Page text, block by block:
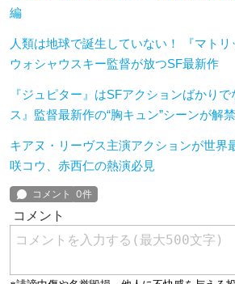
編
人類は地球で誕生していない！ 『マトリ
ウォシャウスキー監督が放つSF最新作
『ジュピター』はSFアクションばかり
ス』監督最新作の“胸キュン”シーンが解禁
キアヌ・リーヴス主演アクションが世界
咲コウ、赤西仁の熱演必見